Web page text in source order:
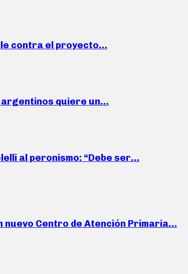
contra el proyecto…
argentinos quiere un…
al peronismo: “Debe ser…
nuevo Centro de Atención Primaria…